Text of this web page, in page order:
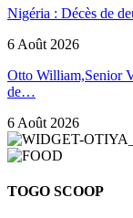
Nigéria : Décès de
6 Août 2026
Otto William,Senior
de…
6 Août 2026
TOGO SCOOP